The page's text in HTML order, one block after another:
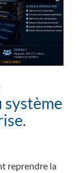
système
reprendre la